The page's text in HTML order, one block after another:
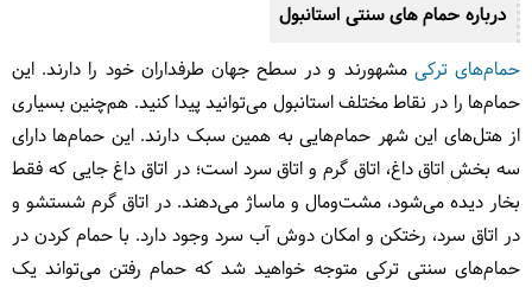
درباره حمام های سنتی استانبول
حمام‌های ترکی مشهورند و در سطح جهان طرفداران خود را دارند. این
حمام‌ها را در نقاط مختلف استانبول می‌توانید پیدا کنید. هم‌چنین بسیاری
از هتل‌های این شهر حمام‌هایی به همین سبک دارند. این حمام‌ها دارای
سه بخش اتاق داغ، اتاق گرم و اتاق سرد است؛ در اتاق داغ جایی که فقط
بخار دیده می‌شود، مشت‌ومال و ماساژ می‌دهند. در اتاق گرم شستشو و
در اتاق سرد، رختکن و امکان دوش آب سرد وجود دارد. با حمام کردن در
حمام‌های سنتی ترکی متوجه خواهید شد که حمام رفتن می‌تواند یک